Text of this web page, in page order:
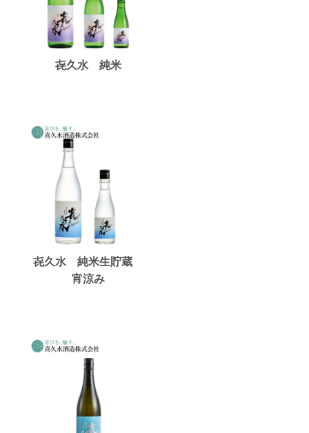
㐂久水 純米
㐂久水 純米生貯蔵
宵涼み